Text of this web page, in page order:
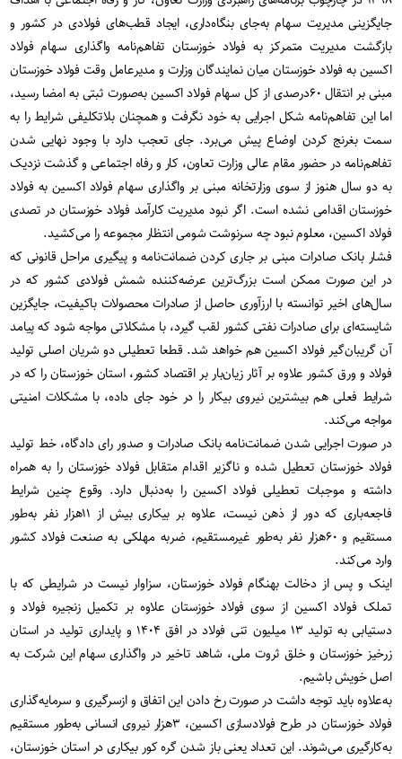
جایگزینی مدیریت سهام به‌جای بنگاه‌داری، ایجاد قطب‌های فولادی در کشور و
بازگشت مدیریت متمرکز به فولاد خوزستان تفاهم‌نامه‌ واگذاری سهام فولاد
اکسین به فولاد خوزستان میان نمایندگان وزارت و مدیرعامل وقت فولاد خوزستان
مبنی بر انتقال ۶۰درصدی از کل سهام فولاد اکسین به‌صورت ثبتی به امضا رسید،
اما این تفاهم‌نامه شکل اجرایی به خود نگرفت و همچنان بلاتکلیفی شرایط را به
سمت بغرنج کردن اوضاع پیش می‌برد. جای تعجب دارد با وجود نهایی شدن
تفاهم‌نامه در حضور مقام عالی وزارت تعاون، کار و رفاه اجتماعی و گذشت نزدیک
به دو سال هنوز از سوی وزارتخانه مبنی بر واگذاری سهام فولاد اکسین به فولاد
خوزستان اقدامی نشده است. اگر نبود مدیریت کارآمد فولاد خوزستان در تصدی
فولاد اکسین، معلوم نبود چه سرنوشت شومی انتظار مجموعه را می‌کشید.
فشار بانک صادرات مبنی بر جاری کردن ضمانت‌نامه و پیگیری مراحل قانونی که
در این صورت ممکن است بزرگ‌ترین عرضه‌کننده‌ شمش فولادی کشور که در
سال‌های اخیر توانسته با ارزآوری حاصل از صادرات محصولات باکیفیت، جایگزین
شایسته‌ای برای صادرات نفتی کشور لقب گیرد، با مشکلاتی مواجه شود که پیامد
آن گریبان‌گیر فولاد اکسین هم خواهد شد. قطعا تعطیلی دو شریان اصلی تولید
فولاد و ورق کشور علاوه بر آثار زیان‌بار بر اقتصاد کشور، استان خوزستان را که در
شرایط فعلی هم بیشترین نیروی بیکار را در خود جای داده، با مشکلات امنیتی
مواجه می‌کند.
در صورت اجرایی شدن ضمانت‌نامه‌ بانک صادرات و صدور رای دادگاه، خط تولید
فولاد خوزستان تعطیل شده و ناگزیر اقدام متقابل فولاد خوزستان را به همراه
داشته و موجبات تعطیلی فولاد اکسین را به‌دنبال دارد. وقوع چنین شرایط
فاجعه‌باری که دور از ذهن نیست، علاوه بر بیکاری بیش از ۱۱هزار نفر به‌طور
مستقیم و ۶۰هزار نفر به‌طور غیرمستقیم، ضربه‌ مهلکی به صنعت فولاد کشور
وارد می‌کند.
اینک و پس از دخالت بهنگام فولاد خوزستان، سزاوار نیست در شرایطی که با
تملک فولاد اکسین از سوی فولاد خوزستان علاوه بر تکمیل زنجیره فولاد و
دستیابی به تولید ۱۳ میلیون تنی فولاد در افق ۱۴۰۴ و پایداری تولید در استان
زرخیز خوزستان و خلق ثروت ملی، شاهد تاخیر در واگذاری سهام این شرکت به
اصل خویش باشیم.
به‌علاوه باید توجه داشت در صورت رخ دادن این اتفاق و ازسرگیری و سرمایه‌گذاری
فولاد خوزستان در طرح فولادسازی اکسین، ۳هزار نیروی انسانی به‌طور مستقیم
به‌کارگیری می‌شوند. این تعداد یعنی باز شدن گره کور بیکاری در استان خوزستان،